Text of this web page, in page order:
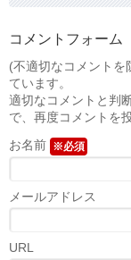
コメントフォーム
(不適切なコメントを
ています。
適切なコメントと判
で、再度コメントを
お名前 ※必須
メールアドレス
URL